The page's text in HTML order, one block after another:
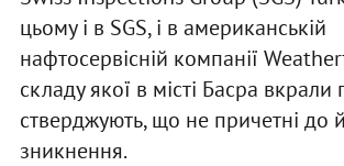
цьому і в SGS, і в американській
нафтосервісній компанії
складу якої в місті Басра вкрали
стверджують, що не причетні до
зникнення.